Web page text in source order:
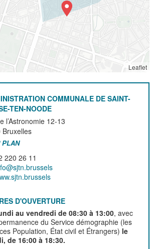
Leaflet
COMMUNALE DE SAINT-
TEN-NOODE
l’Astronomie 12-13
Bruxelles
PLAN
220 26 11
D'OUVERTURE
au vendredi de 08:30 à 13:00, avec
du Service démographie (les
Population, État civil et Étrangers) le
de 16:00 à 18:30.